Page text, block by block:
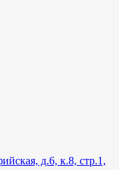
д.6, к.8, стр.1,